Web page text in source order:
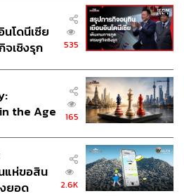
โดนีเซีย
จเชิงรุก
535
the Age
165
แห่ขอสิน
งยอด
2.6K